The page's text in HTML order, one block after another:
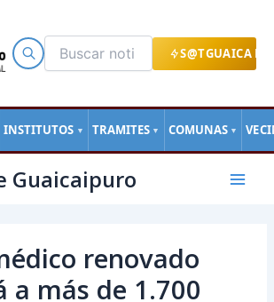
S@TGUAICA
INSTITUTOS ▼ TRAMITES ▼ COMUNAS ▼
Guaicaipuro
Main
renovado
a más de 1.700